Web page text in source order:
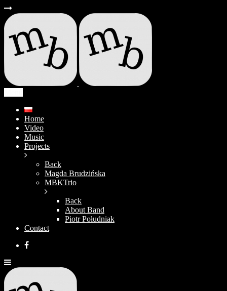
Home
Video
Music
Projects
Back
Magda Brudzińska
MBKTrio
Back
About Band
Piotr Południak
Contact